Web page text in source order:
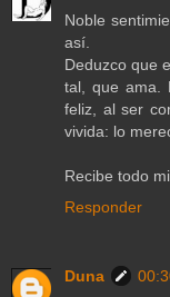
Noble
así.
Deduzco que
tal, que ama.
feliz, al ser
vivida: lo
Recibe todo
Responder
Duna